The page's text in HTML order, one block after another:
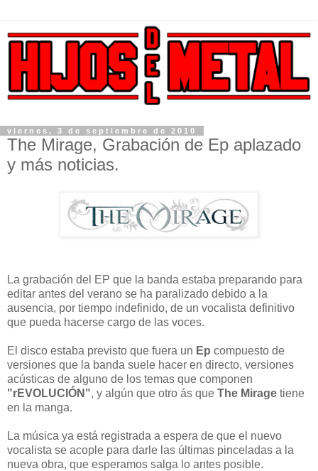
viernes, 3 de septiembre de 2010
The Mirage, Grabación de Ep aplazado
y más noticias.
La grabación del EP que la banda estaba preparando para
editar antes del verano se ha paralizado debido a la
ausencia, por tiempo indefinido, de un vocalista definitivo
que pueda hacerse cargo de las voces.
El disco estaba previsto que fuera un Ep compuesto de
versiones que la banda suele hacer en directo, versiones
acústicas de alguno de los temas que componen
"rEVOLUCIÓN", y algún que otro ás que The Mirage tiene
en la manga.
La música ya está registrada a espera de que el nuevo
vocalista se acople para darle las últimas pinceladas a la
nueva obra, que esperamos salga lo antes posible.